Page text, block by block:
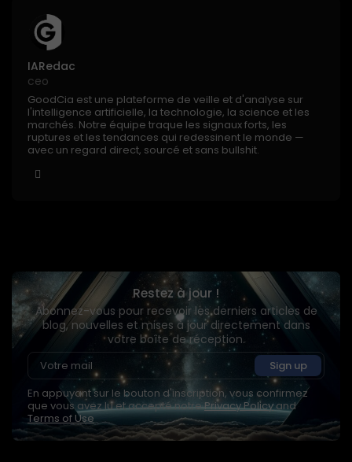
IARedac
ceo
GoodCia est une plateforme de veille et d'analyse sur
l'intelligence artificielle, la technologie, la science et les
marchés. Notre équipe traque les signaux forts, les
ruptures et les tendances qui redessinent le monde —
avec un regard direct, sourcé et sans bullshit.
Restez à jour !
Abonnez-vous pour recevoir les derniers articles de
blog, nouvelles et mises à jour directement dans
votre boîte de réception.
En appuyant sur le bouton d'inscription, vous confirmez
que vous avez lu et accepté notrePrivacy Policyand
Terms of Use